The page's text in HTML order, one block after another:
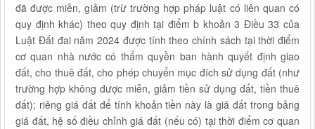
đã được miễn, giảm (trừ trường hợp pháp luật có liên quan có
quy định khác) theo quy định tại điểm b khoản 3 Điều 33 của
Luật Đất đai năm 2024 được tính theo chính sách tại thời điểm
cơ quan nhà nước có thẩm quyền ban hành quyết định giao
đất, cho thuê đất, cho phép chuyển mục đích sử dụng đất (như
trường hợp không được miễn, giảm tiền sử dụng đất, tiền thuê
đất); riêng giá đất để tính khoản tiền này là giá đất trong bảng
giá đất, hệ số điều chỉnh giá đất (nếu có) tại thời điểm cơ quan